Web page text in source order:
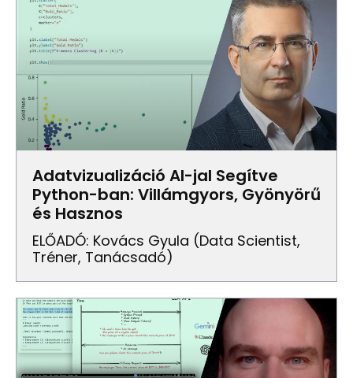
Adatvizualizáció AI-jal Segítve
Python-ban: Villámgyors, Gyönyörű
és Hasznos
ELŐADÓ: Kovács Gyula (data Scientist,
Tréner, Tanácsadó)